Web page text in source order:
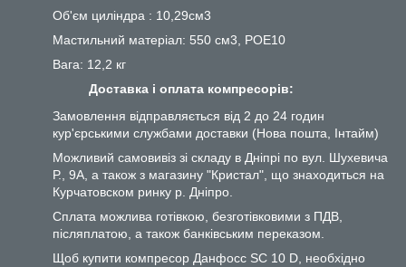
Об'єм циліндра : 10,29см3
Мастильний матеріал: 550 см3, POE10
Вага: 12,2 кг
Доставка і оплата компресорів:
Замовлення відправляється від 2 до 24 годин
кур'єрськими службами доставки (Нова пошта, Інтайм)
Можливий самовивіз зі складу в Дніпрі по вул. Шухевича
Р., 9А, а також з магазину "Кристал", що знаходиться на
Курчатовском ринку р. Дніпро.
Сплата можлива готівкою, безготівковими з ПДВ,
післяплатою, а також банківським переказом.
Щоб купити компресор Данфосс SC 10 D, необхідно